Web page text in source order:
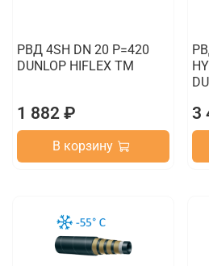
РВД 4SH DN 20 P=420
DUNLOP HIFLEX TM
1 882 ₽
В корзину
3